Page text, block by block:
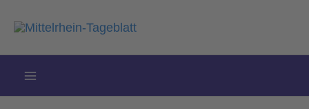
Inhalt